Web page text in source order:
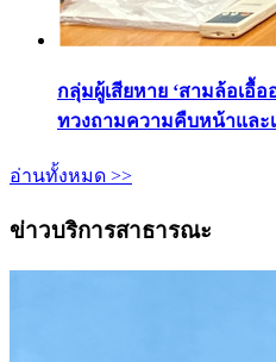
กลุ่มผู้เสียหาย ‘สามล้อเอื้
ทวงถามความคืบหน้าและ
อ่านทั้งหมด >>
ข่าวบริการสาธารณะ